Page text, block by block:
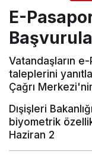
E-
Vatandaşların
taleplerini
Çağrı
Dışişleri
biyometrik
Haziran 2